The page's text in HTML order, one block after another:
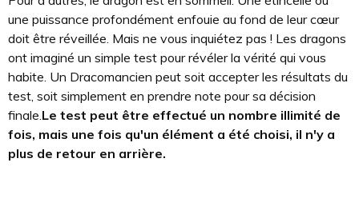
une puissance profondément enfouie au fond de leur cœur
doit être réveillée. Mais ne vous inquiétez pas ! Les dragons
ont imaginé un simple test pour révéler la vérité qui vous
habite. Un Dracomancien peut soit accepter les résultats du
test, soit simplement en prendre note pour sa décision
finale.Le test peut être effectué un nombre illimité de
fois, mais une fois qu'un élément a été choisi, il n'y a
plus de retour en arrière.